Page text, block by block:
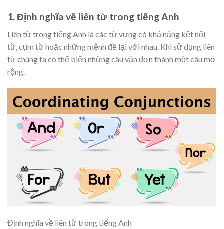
1. Định nghĩa về liên từ trong tiếng Anh
Liên từ trong tiếng Anh là các từ vựng có khả năng kết nối
từ, cụm từ hoặc những mệnh đề lại với nhau. Khi sử dụng liên
từ chúng ta có thể biến những câu văn đơn thành một câu mở
rộng.
Định nghĩa về liên từ trong tiếng Anh